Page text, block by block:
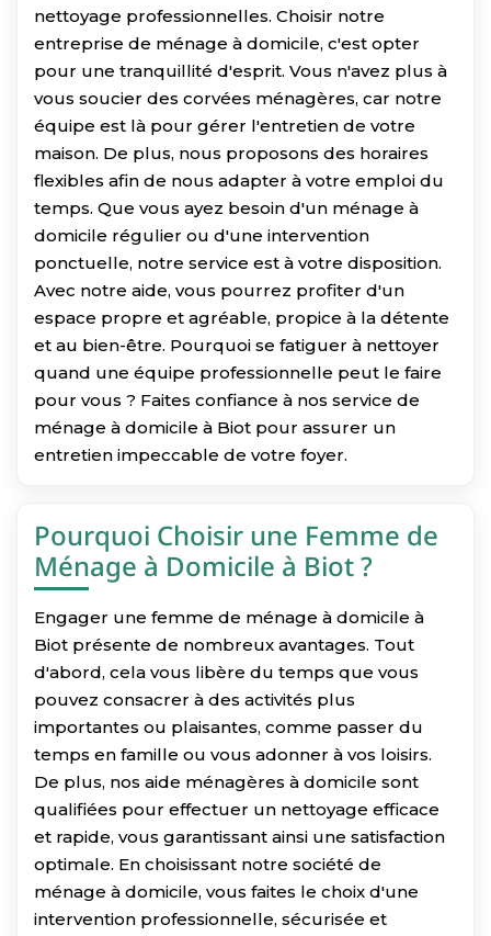
nettoyage professionnelles. Choisir notre
entreprise de ménage à domicile, c'est opter
pour une tranquillité d'esprit. Vous n'avez plus à
vous soucier des corvées ménagères, car notre
équipe est là pour gérer l'entretien de votre
maison. De plus, nous proposons des horaires
flexibles afin de nous adapter à votre emploi du
temps. Que vous ayez besoin d'un ménage à
domicile régulier ou d'une intervention
ponctuelle, notre service est à votre disposition.
Avec notre aide, vous pourrez profiter d'un
espace propre et agréable, propice à la détente
et au bien-être. Pourquoi se fatiguer à nettoyer
quand une équipe professionnelle peut le faire
pour vous ? Faites confiance à nos service de
ménage à domicile à Biot pour assurer un
entretien impeccable de votre foyer.
Pourquoi Choisir une Femme de
Ménage à Domicile à Biot ?
Engager une femme de ménage à domicile à
Biot présente de nombreux avantages. Tout
d'abord, cela vous libère du temps que vous
pouvez consacrer à des activités plus
importantes ou plaisantes, comme passer du
temps en famille ou vous adonner à vos loisirs.
De plus, nos aide ménagères à domicile sont
qualifiées pour effectuer un nettoyage efficace
et rapide, vous garantissant ainsi une satisfaction
optimale. En choisissant notre société de
ménage à domicile, vous faites le choix d'une
intervention professionnelle, sécurisée et